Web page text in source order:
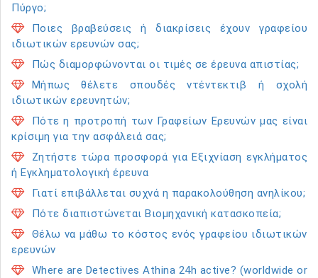
Πύργο;
Ποιες βραβεύσεις ή διακρίσεις έχουν γραφείου
ιδιωτικών ερευνών σας;
Πώς διαμορφώνονται οι τιμές σε έρευνα απιστίας;
Μήπως θέλετε σπουδές ντέντεκτιβ ή σχολή
ιδιωτικών ερευνητών;
Πότε η προτροπή των Γραφείων Ερευνών μας είναι
κρίσιμη για την ασφάλειά σας;
Ζητήστε τώρα προσφορά για Εξιχνίαση εγκλήματος
ή Εγκληματολογική έρευνα
Γιατί επιβάλλεται συχνά η παρακολούθηση ανηλίκου;
Πότε διαπιστώνεται Βιομηχανική κατασκοπεία;
Θέλω να μάθω το κόστος ενός γραφείου ιδιωτικών
ερευνών
Where are Detectives Athina 24h active? (worldwide or